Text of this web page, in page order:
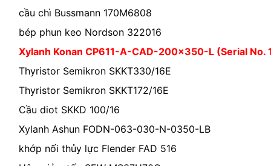
cầu chì Bussmann 170M6808
bép phun keo Nordson 322016
Xylanh Konan CP611-A-CAD-200×350-L (Serial No.
Thyristor Semikron SKKT330/16E
Thyristor Semikron SKKT172/16E
Cầu diot SKKD 100/16
Xylanh Ashun FODN-063-030-N-0350-LB
khớp nối thủy lực Flender FAD 516